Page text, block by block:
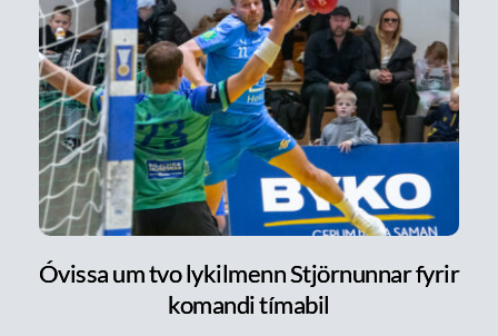
Óvissa um tvo lykilmenn Stjörnunnar fyrir
komandi tímabil